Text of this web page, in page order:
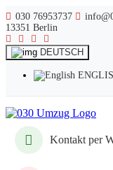
030 76953737
13351 Berlin
DEUTSCH
Kontakt per